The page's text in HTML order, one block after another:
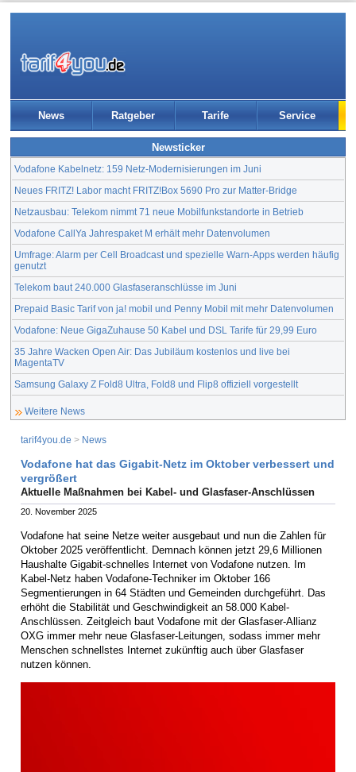
News Ratgeber Tarife Service
Newsticker
Vodafone Kabelnetz: 159 Netz-Modernisierungen im Juni
Neues FRITZ! Labor macht FRITZ!Box 5690 Pro zur Matter-Bridge
Netzausbau: Telekom nimmt 71 neue Mobilfunkstandorte in Betrieb
Vodafone CallYa Jahrespaket M erhält mehr Datenvolumen
Umfrage: Alarm per Cell Broadcast und spezielle Warn-Apps werden häufig
genutzt
Telekom baut 240.000 Glasfaseranschlüsse im Juni
Prepaid Basic Tarif von ja! mobil und Penny Mobil mit mehr Datenvolumen
Vodafone: Neue GigaZuhause 50 Kabel und DSL Tarife für 29,99 Euro
35 Jahre Wacken Open Air: Das Jubiläum kostenlos und live bei
MagentaTV
Samsung Galaxy Z Fold8 Ultra, Fold8 und Flip8 offiziell vorgestellt
Weitere News
tarif4you.de > News
Vodafone hat das Gigabit-Netz im Oktober verbessert und
vergrößert
Aktuelle Maßnahmen bei Kabel- und Glasfaser-Anschlüssen
20. November 2025
Vodafone hat seine Netze weiter ausgebaut und nun die Zahlen für
Oktober 2025 veröffentlicht. Demnach können jetzt 29,6 Millionen
Haushalte Gigabit-schnelles Internet von Vodafone nutzen. Im
Kabel-Netz haben Vodafone-Techniker im Oktober 166
Segmentierungen in 64 Städten und Gemeinden durchgeführt. Das
erhöht die Stabilität und Geschwindigkeit an 58.000 Kabel-
Anschlüssen. Zeitgleich baut Vodafone mit der Glasfaser-Allianz
OXG immer mehr neue Glasfaser-Leitungen, sodass immer mehr
Menschen schnellstes Internet zukünftig auch über Glasfaser
nutzen können.